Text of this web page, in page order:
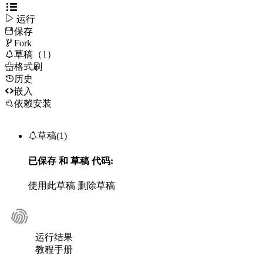
 运行
保存
Fork
草稿（1）
格式刷
历史
嵌入
依赖安装
草稿(1)
已保存 和 草稿代码:
使用此草稿 删除草稿
运行结果
教程手册